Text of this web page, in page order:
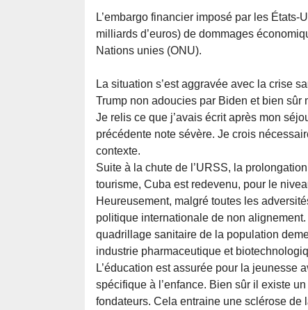
L’embargo financier imposé par les
milliards d’euros) de dommages
Nations unies (ONU).
La situation s’est aggravée avec la crise
Trump non adoucies par Biden et bien sûr
Je relis ce que j’avais écrit après mon
précédente note sévère. Je crois
contexte.
Suite à la chute de l’URSS, la
tourisme, Cuba est redevenu, pour le
Heureusement, malgré toutes les
politique internationale de non
quadrillage sanitaire de la population
industrie pharmaceutique et
L’éducation est assurée pour la jeunesse
spécifique à l’enfance. Bien sûr il existe
fondateurs. Cela entraine une sclérose de